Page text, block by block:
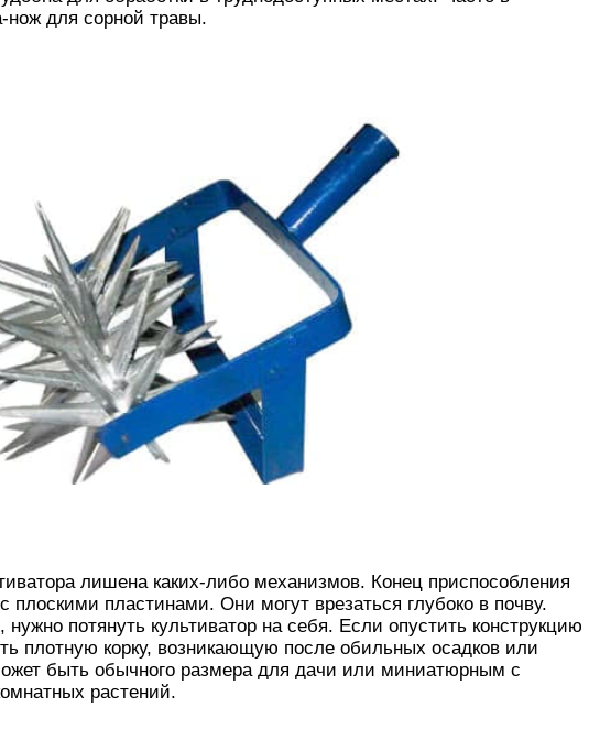
нож для сорной травы.
лишена каких-либо механизмов. Конец приспособления
плоскими пластинами. Они могут врезаться глубоко в почву.
потянуть культиватор на себя. Если опустить конструкцию
плотную корку, возникающую после обильных осадков или
быть обычного размера для дачи или миниатюрным с
растений.